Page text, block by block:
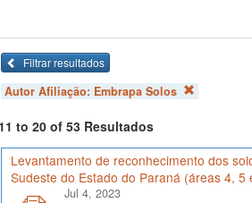
Filtrar resultados
Autor Afiliação: Embrapa Solos
to 20 of 53 Resultados
Levantamento de reconhecimento dos
Sudeste do Estado do Paraná (áreas 4, 5
Jul 4, 2023